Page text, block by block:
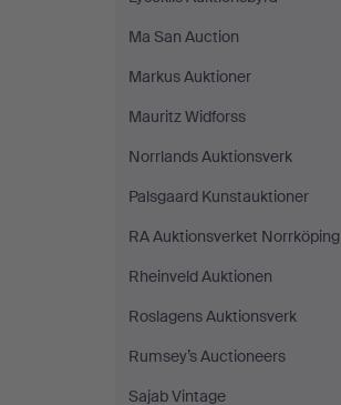
Ma San Auction
Markus Auktioner
Mauritz Widforss
Norrlands Auktionsverk
Palsgaard Kunstauktioner
RA Auktionsverket Norrköping
Rheinveld Auktionen
Roslagens Auktionsverk
Rumsey’s Auctioneers
Sajab Vintage